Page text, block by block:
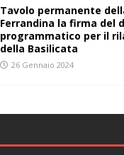
Tavolo permanente
Ferrandina la firma del
programmatico per il
della Basilicata
26 Gennaio 2024